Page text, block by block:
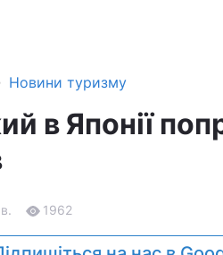
Новини туризму
в Японії
1962